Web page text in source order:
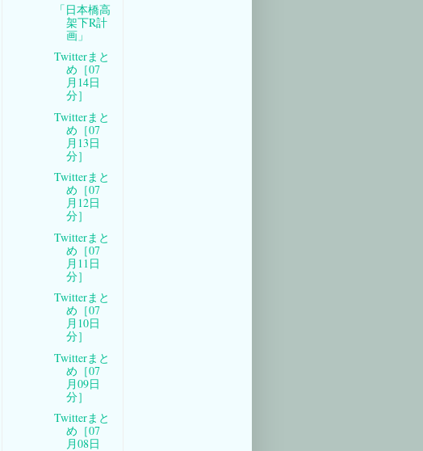
「日本橋高
架下R計
画」
Twitterまと
め［07
月14日
分］
Twitterまと
め［07
月13日
分］
Twitterまと
め［07
月12日
分］
Twitterまと
め［07
月11日
分］
Twitterまと
め［07
月10日
分］
Twitterまと
め［07
月09日
分］
Twitterまと
め［07
月08日